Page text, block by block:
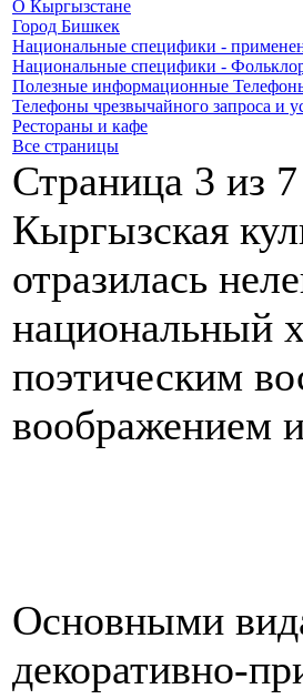
О Кыргызстане
Город Бишкек
Национальные специфики -
Национальные специфики -
Полезные информационные
Телефоны чрезвычайного запроса и
Рестораны и кафе
Все страницы
Страница 3 из 7
Кыргызская
отразилась
национальный
поэтическим
воображением
Основными
декоративно-